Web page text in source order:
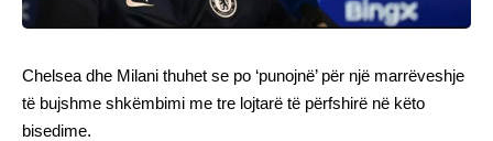
Chelsea dhe Milani thuhet se po ‘punojnë’ për një marrëveshje
të bujshme shkëmbimi me tre lojtarë të përfshirë në këto
bisedime.